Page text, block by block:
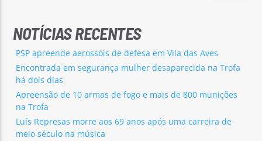
NOTÍCIAS RECENTES
PSP apreende aerossóis de defesa em Vila das Aves
Encontrada em segurança mulher desaparecida na Trofa
há dois dias
Apreensão de 10 armas de fogo e mais de 800 munições
na Trofa
Luís Represas morre aos 69 anos após uma carreira de
meio século na música